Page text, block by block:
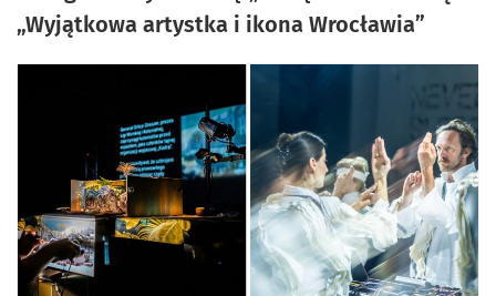
„Wyjątkowa artystka i ikona Wrocławia”